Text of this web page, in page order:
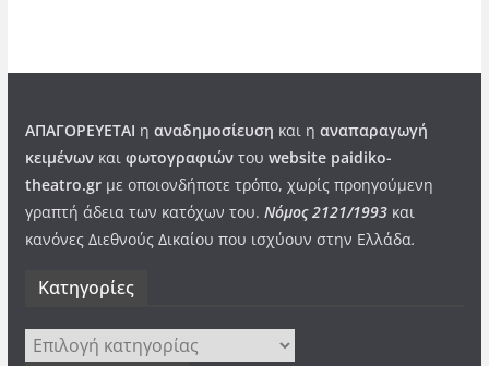
ΑΠΑΓΟΡΕΥΕΤΑΙ η αναδημοσίευση και η αναπαραγωγή
κειμένωνκαι φωτογραφιώντου website paidiko-
theatro.grμε οποιονδήποτε τρόπο, χωρίς προηγούμενη
γραπτή άδεια των κατόχων του. Νόμος 2121/1993και
κανόνες Διεθνούς Δικαίου που ισχύουν στην Ελλάδα.
Kατηγορίες
Kατηγορίες